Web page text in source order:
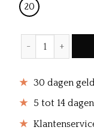
20
Vibrant Hooded
30 dagen
5 tot 14